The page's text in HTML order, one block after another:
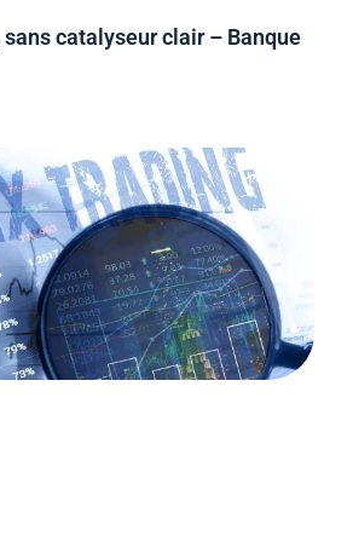
sans catalyseur clair – Banque